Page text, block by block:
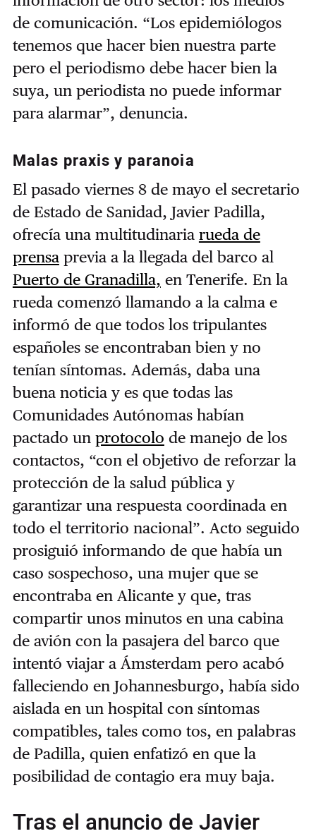
de comunicación. “Los epidemiólogos
tenemos que hacer bien nuestra parte
pero el periodismo debe hacer bien la
suya, un periodista no puede informar
para alarmar”, denuncia.
Malas praxis y paranoia
El pasado viernes 8 de mayo el secretario
de Estado de Sanidad, Javier Padilla,
ofrecía una multitudinaria rueda de
prensaprevia a la llegada del barco al
Puerto de Granadilla, en Tenerife. En la
rueda comenzó llamando a la calma e
informó de que todos los tripulantes
españoles se encontraban bien y no
tenían síntomas. Además, daba una
buena noticia y es que todas las
Comunidades Autónomas habían
pactado un protocolo de manejo de los
contactos, “con el objetivo de reforzar la
protección de la salud pública y
garantizar una respuesta coordinada en
todo el territorio nacional”. Acto seguido
prosiguió informando de que había un
caso sospechoso, una mujer que se
encontraba en Alicante y que, tras
compartir unos minutos en una cabina
de avión con la pasajera del barco que
intentó viajar a Ámsterdam pero acabó
falleciendo en Johannesburgo, había sido
aislada en un hospital con síntomas
compatibles, tales como tos, en palabras
de Padilla, quien enfatizó en que la
posibilidad de contagio era muy baja.
Tras el anuncio de Javier